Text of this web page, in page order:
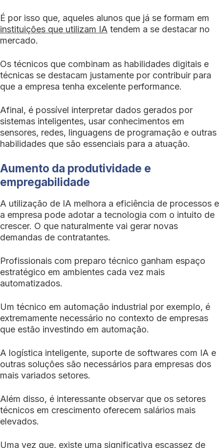
É por isso que, aqueles alunos que já se formam em
instituições que utilizam IA tendem a se destacar no
mercado.
Os técnicos que combinam as habilidades digitais e
técnicas se destacam justamente por contribuir para
que a empresa tenha excelente performance.
Afinal, é possível interpretar dados gerados por
sistemas inteligentes, usar conhecimentos em
sensores, redes, linguagens de programação e outras
habilidades que são essenciais para a atuação.
Aumento da produtividade e
empregabilidade
A utilização de IA melhora a eficiência de processos e
a empresa pode adotar a tecnologia com o intuito de
crescer. O que naturalmente vai gerar novas
demandas de contratantes.
Profissionais com preparo técnico ganham espaço
estratégico em ambientes cada vez mais
automatizados.
Um técnico em automação industrial por exemplo, é
extremamente necessário no contexto de empresas
que estão investindo em automação.
A logística inteligente, suporte de softwares com IA e
outras soluções são necessários para empresas dos
mais variados setores.
Além disso, é interessante observar que os setores
técnicos em crescimento oferecem salários mais
elevados.
Uma vez que, existe uma significativa escassez de